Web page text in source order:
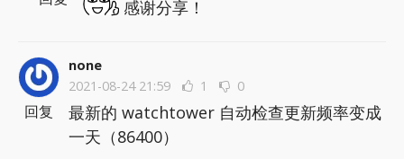
感谢分享！
none
2021-08-24 21:59
1 0
最新的 watchtower 自动检查更新频率变成
一天（86400）
回复